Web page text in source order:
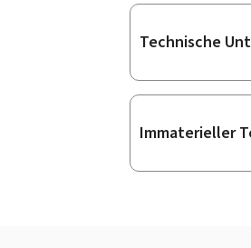
Technische
Immaterieller